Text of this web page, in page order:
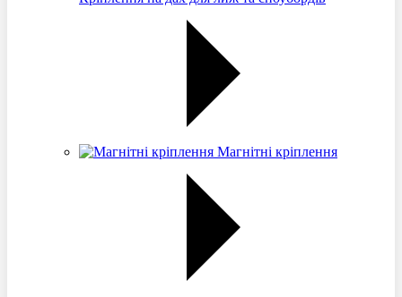
Магнітні кріплення